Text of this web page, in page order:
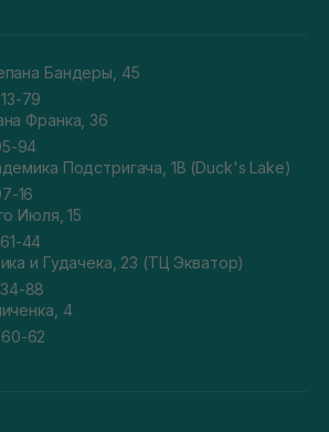
Бандеры, 45
79
Франка, 36
94
Подстригача, 1В (Duck's Lake)
16
Июля, 15
44
и Гудачека, 23 (ТЦ Экватор)
88
4
62